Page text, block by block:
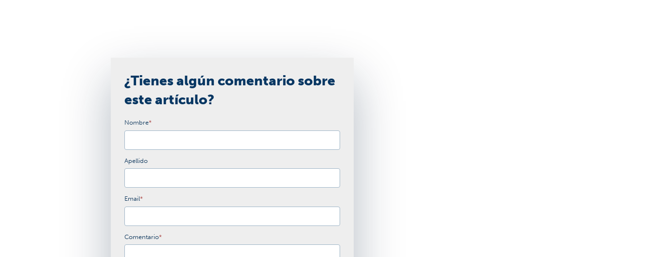
¿Tienes algún comentario sobre
este artículo?
Nombre*
Apellido
Email*
Comentario*